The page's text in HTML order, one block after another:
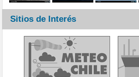
Sitios de Interés